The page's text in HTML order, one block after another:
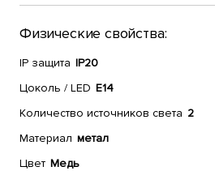
Физические свойства:
IP защита IP20
Цоколь / LED E14
Количество источников света 2
Материал метал
Цвет Медь